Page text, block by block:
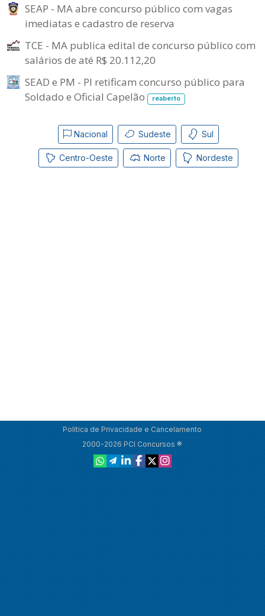
SEAP - MA abre concurso público com vagas
imediatas e cadastro de reserva
TCE - MA publica edital de concurso público com
salários de até R$ 20.112,20
SEAD e PM - PI retificam concurso público para
Soldado e Oficial Capelão
reaberto
Nacional Sudeste Sul
Centro-Oeste Norte Nordeste
Política de Privacidade e Cancelamento
2000-2026 PCI Concursos ®